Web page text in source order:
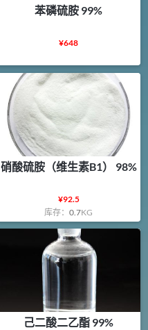
苯磷硫胺 99%
¥648
硝酸硫胺（维生素B1） 98%
¥92.5
库存：0.7KG
己二酸二乙酯 99%